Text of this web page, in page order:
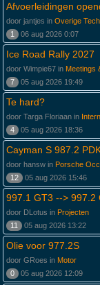
Afvoerleidingen
door jantjes in Overige
1
06 aug 2026 0:07
Ice Road Rally 2027
door Wimpie67 in Meetings
7
05 aug 2026 19:49
Te hard?
door Targa Floriaan in
4
05 aug 2026 18:36
Cayman S 987.2
door hansw in Porsche
12
05 aug 2026 15:46
997.1 GT3 --> 997.2
door DLotus in Projecten
11
05 aug 2026 13:22
Olie voor 977.2S
door GRoes in Motor
0
05 aug 2026 12:09